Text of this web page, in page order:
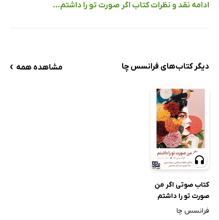
ادامه نقد و نظرات کتاب اگر صورت تو را داشتم...
دیگر کتاب‌های فرانسس چا مشاهده همه ›
کتاب صوتی اگر من
صورت تو را داشتم
فرانسس چا